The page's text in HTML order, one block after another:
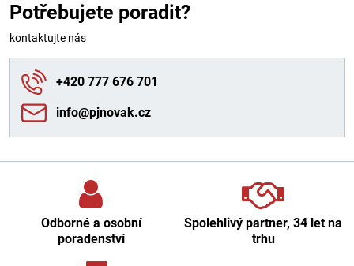
Potřebujete poradit?
kontaktujte nás
+420 777 676 701
info​@pjnovak​.cz
Odborné a osobní
poradenství
Spolehlivý partner, 34 let na
trhu